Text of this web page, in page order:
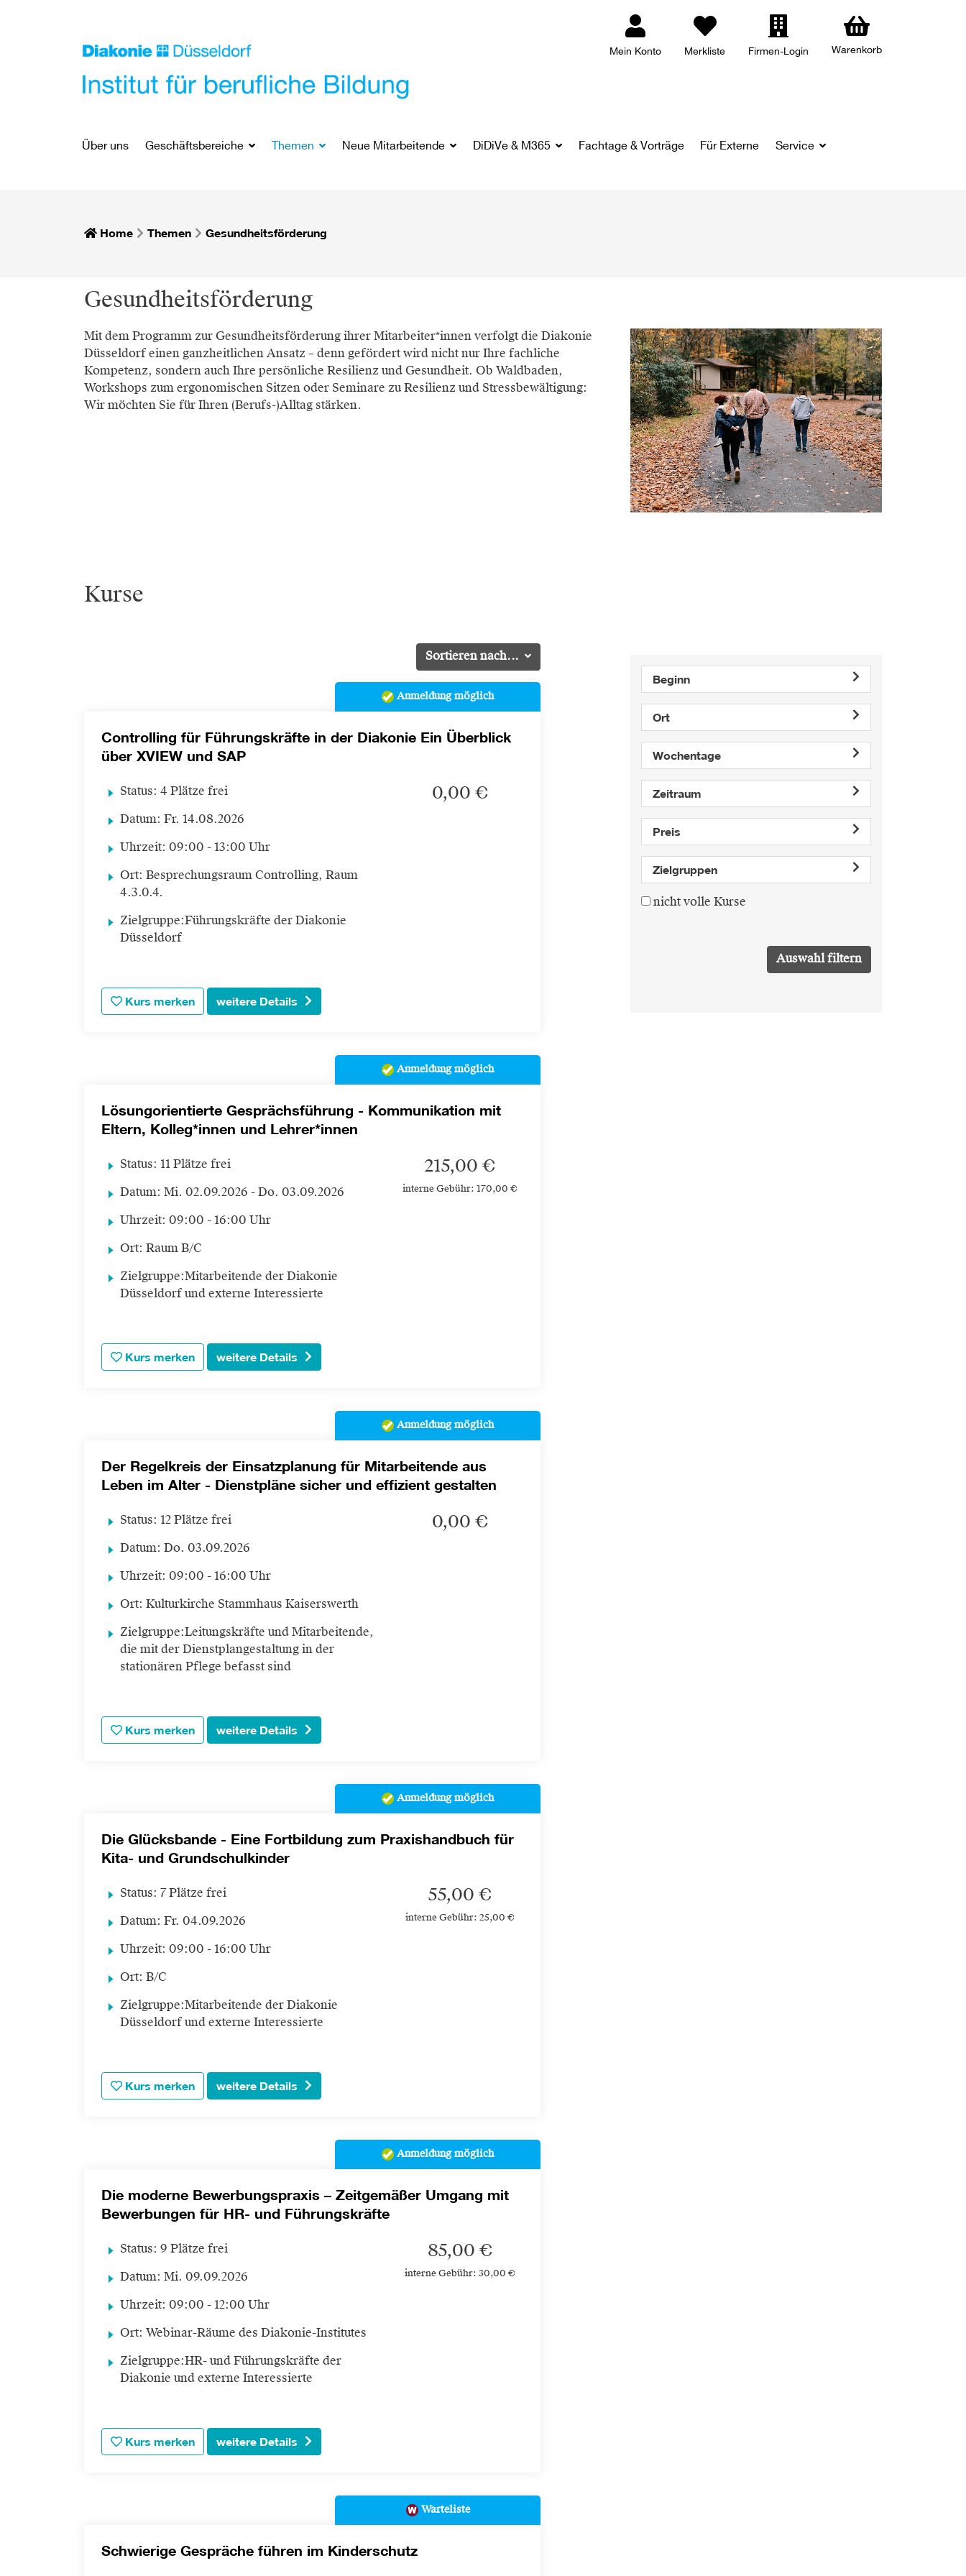
Mein Konto Merkliste Firmen-Login Warenkorb
Über uns Geschäftsbereiche Themen Neue Mitarbeitende DiDiVe & M365 Fachtage & Vorträge Für Externe Service
Home Themen Gesundheitsförderung
Gesundheitsförderung
Mit dem Programm zur Gesundheitsförderung ihrer Mitarbeiter*innen verfolgt die Diakonie
Düsseldorf einen ganzheitlichen Ansatz – denn gefördert wird nicht nur Ihre fachliche
Kompetenz, sondern auch Ihre persönliche Resilienz und Gesundheit. Ob Waldbaden,
Workshops zum ergonomischen Sitzen oder Seminare zu Resilienz und Stressbewältigung:
Wir möchten Sie für Ihren (Berufs-)Alltag stärken.
Kurse
Sortieren nach...
Anmeldung möglich
Controlling für Führungskräfte in der Diakonie Ein Überblick
über XVIEW und SAP
Status: 4 Plätze frei
Datum: Fr. 14.08.2026
Uhrzeit: 09:00 - 13:00 Uhr
Ort: Besprechungsraum Controlling, Raum
4.3.0.4.
Zielgruppe:Führungskräfte der Diakonie
Düsseldorf
0,00 €
Kurs merken weitere Details
Anmeldung möglich
Lösungorientierte Gesprächsführung - Kommunikation mit
Eltern, Kolleg*innen und Lehrer*innen
Status: 11 Plätze frei
Datum: Mi. 02.09.2026 - Do. 03.09.2026
Uhrzeit: 09:00 - 16:00 Uhr
Ort: Raum B/C
Zielgruppe:Mitarbeitende der Diakonie
Düsseldorf und externe Interessierte
215,00 €
interne Gebühr: 170,00 €
Kurs merken weitere Details
Anmeldung möglich
Der Regelkreis der Einsatzplanung für Mitarbeitende aus
Leben im Alter - Dienstpläne sicher und effizient gestalten
Status: 12 Plätze frei
Datum: Do. 03.09.2026
Uhrzeit: 09:00 - 16:00 Uhr
Ort: Kulturkirche Stammhaus Kaiserswerth
Zielgruppe:Leitungskräfte und Mitarbeitende,
die mit der Dienstplangestaltung in der
stationären Pflege befasst sind
0,00 €
Kurs merken weitere Details
Anmeldung möglich
Die Glücksbande - Eine Fortbildung zum Praxishandbuch für
Kita- und Grundschulkinder
Status: 7 Plätze frei
Datum: Fr. 04.09.2026
Uhrzeit: 09:00 - 16:00 Uhr
Ort: B/C
Zielgruppe:Mitarbeitende der Diakonie
Düsseldorf und externe Interessierte
55,00 €
interne Gebühr: 25,00 €
Kurs merken weitere Details
Anmeldung möglich
Die moderne Bewerbungspraxis – Zeitgemäßer Umgang mit
Bewerbungen für HR- und Führungskräfte
Status: 9 Plätze frei
Datum: Mi. 09.09.2026
Uhrzeit: 09:00 - 12:00 Uhr
Ort: Webinar-Räume des Diakonie-Institutes
Zielgruppe:HR- und Führungskräfte der
Diakonie und externe Interessierte
85,00 €
interne Gebühr: 30,00 €
Kurs merken weitere Details
Warteliste
Schwierige Gespräche führen im Kinderschutz
Beginn
Ort
Wochentage
Zeitraum
Preis
Zielgruppen
nicht volle Kurse